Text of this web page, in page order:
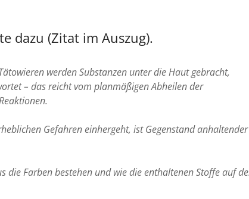
dazu (Zitat im Auszug).
werden Substanzen unter die Haut gebracht,
– das reicht vom planmäßigen Abheilen der
Gefahren einhergeht, ist Gegenstand anhaltender
die Farben bestehen und wie die enthaltenen Stoffe auf